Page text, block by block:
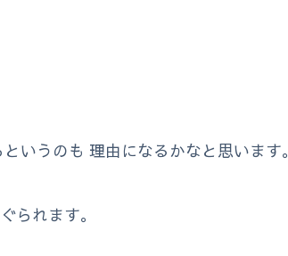
いうのも 理由になるかなと思います。
られます。